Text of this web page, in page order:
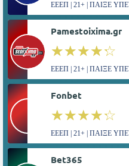
ΕΕΕΠ | 21+ | ΠΑΙΞΕ
Pamestoixima.gr
☆☆☆☆☆
★★★★★
ΕΕΕΠ | 21+ | ΠΑΙΞΕ
Fonbet
☆☆☆☆☆
★★★★★
ΕΕΕΠ | 21+ | ΠΑΙΞΕ
Bet365